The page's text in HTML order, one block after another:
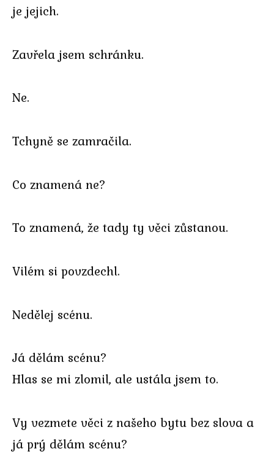
je jejich.
Zavřela jsem schránku.
Ne.
Tchyně se zamračila.
Co znamená ne?
To znamená, že tady ty věci zůstanou.
Vilém si povzdechl.
Nedělej scénu.
Já dělám scénu?
Hlas se mi zlomil, ale ustála jsem to.
Vy vezmete věci z našeho bytu bez slova a
já prý dělám scénu?